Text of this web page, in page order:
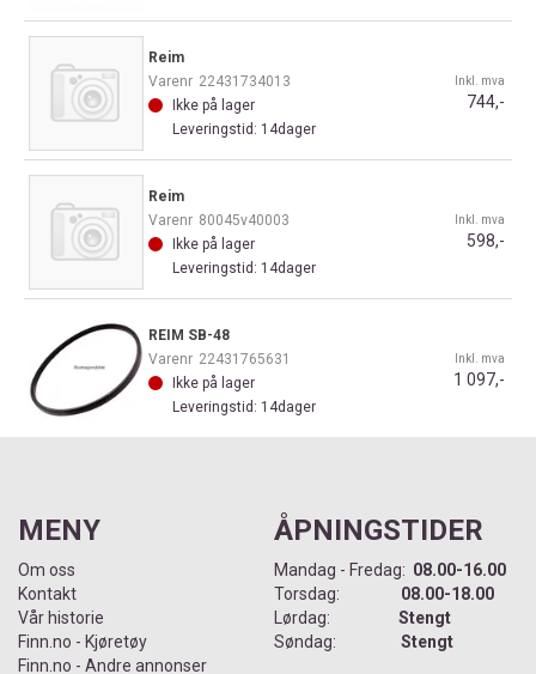
Reim
Varenr 22431734013
Ikke på lager
Leveringstid: 14dager
Inkl. mva
744,-
Reim
Varenr 80045v40003
Ikke på lager
Leveringstid: 14dager
Inkl. mva
598,-
REIM SB-48
Varenr 22431765631
Ikke på lager
Leveringstid: 14dager
Inkl. mva
1 097,-
MENY
Om oss
Kontakt
Vår historie
Finn.no - Kjøretøy
Finn.no - Andre annonser
ÅPNINGSTIDER
Mandag - Fredag: 08.00-16.00
Torsdag: 08.00-18.00
Lørdag: Stengt
Søndag: Stengt